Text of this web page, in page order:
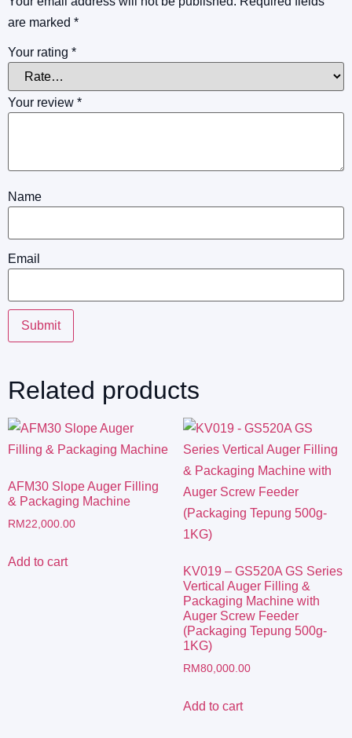
are marked *
Your rating *
Your review *
Name
Email
Related products
AFM30 Slope Auger Filling
& Packaging Machine
RM 22,000.00
Add to cart
KV019 – GS520A GS Series
Vertical Auger Filling &
Packaging Machine with
Auger Screw Feeder
(Packaging Tepung 500g-
1KG)
RM80,000.00
Add to cart